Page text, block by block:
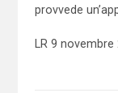
provvede
LR 9 novembre